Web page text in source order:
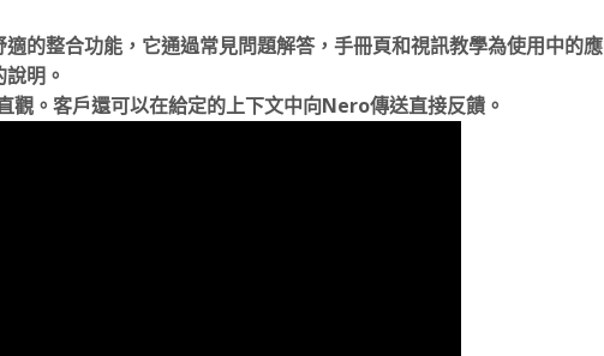
的整合功能，它通過常見問題解答，手冊頁和視訊教學為使用中的應
明。
。客戶還可以在給定的上下文中向Nero傳送直接反饋。